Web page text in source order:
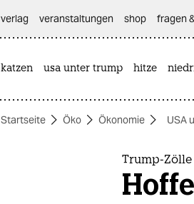
themen
verlag
veranstaltungen shop fragen
katzen usa unter trump hitze
Startseite Öko Ökonomie USA
Trump-Zölle